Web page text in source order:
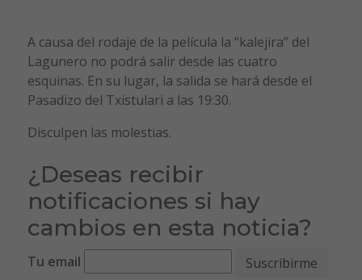
A causa del rodaje de la película la “kalejira” del
Lagunero no podrá salir desde las cuatro
esquinas. En su lugar, la salida se hará desde el
Pasadizo del Txistulari a las 19:30.
Disculpen las molestias.
¿Deseas recibir
notificaciones si hay
cambios en esta noticia?
Tu email